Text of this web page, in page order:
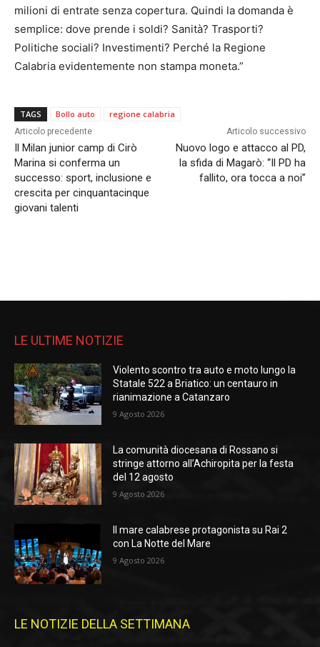
milioni di entrate senza copertura. Quindi la domanda è
semplice: dove prende i soldi? Sanità? Trasporti?
Politiche sociali? Investimenti? Perché la Regione
Calabria evidentemente non stampa moneta.”
TAGS Bollo auto regione calabria
Articolo precedente
Il Milan junior camp di Cirò
Marina si conferma un
successo: sport, inclusione e
crescita per cinquantacinque
giovani talenti
Articolo successivo
Nuovo logo e attacco al PD,
la sfida di Magarò: “Il PD ha
fallito, ora tocca a noi”
LE ULTIME NOTIZIE
Violento scontro tra auto e moto lungo la
Statale 522 a Briatico: un centauro in
rianimazione a Catanzaro
9 Agosto 2026
La comunità diocesana di Rossano si
stringe attorno all’Achiropita per la festa
del 12 agosto
9 Agosto 2026
Il mare calabrese protagonista su Rai 2
con La Notte del Mare
9 Agosto 2026
LE NOTIZIE DELLA SETTIMANA